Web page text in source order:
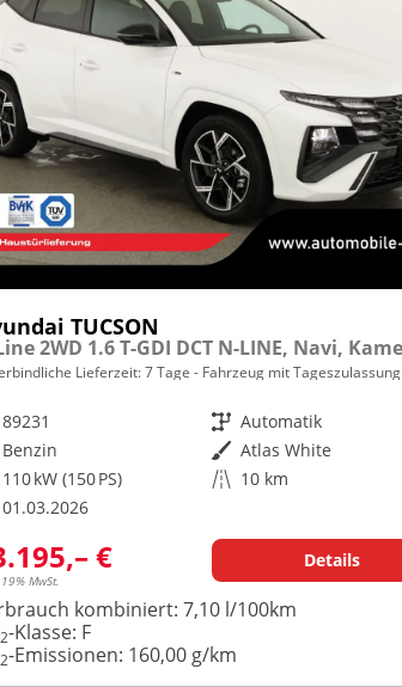
TUCSON
Lieferzeit:7 Tage Fahrzeug mit Tageszulassung
89231 Getriebe Automatik
Benzin Außenfarbe Atlas White
110 kW (150 PS) Kilometerstand 10 km
01.03.2026
€
MwSt.
Details
kombiniert:7,10 l/100km
2-Klasse: F
2-Emissionen: 160,00 g/km